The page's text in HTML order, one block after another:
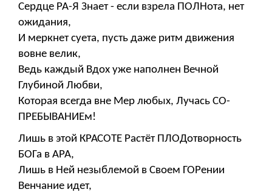
Сердце РА-Я Знает - если взрела ПОЛНота, нет
ожидания,
И меркнет суета, пусть даже ритм движения
вовне велик,
Ведь каждый Вдох уже наполнен Вечной
Глубиной Любви,
Которая всегда вне Мер любых, Лучась СО-
ПРЕБЫВАНИЕм!
Лишь в этой КРАСОТЕ Растёт ПЛОДотворность
БОГа в АРА,
Лишь в Ней незыблемой в Своем ГОРении
Венчание идет,